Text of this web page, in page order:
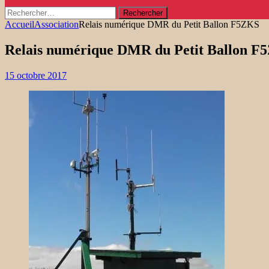
Rechercher :
AccueilAssociationRelais numérique DMR du Petit Ballon F5ZKS
Relais numérique DMR du Petit Ballon
15 octobre 2017